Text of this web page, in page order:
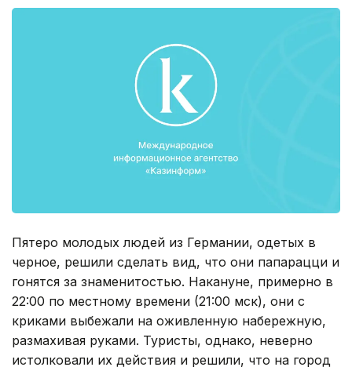
Пятеро молодых людей из Германии, одетых в
черное, решили сделать вид, что они папарацци и
гонятся за знаменитостью. Накануне, примерно в
22:00 по местному времени (21:00 мск), они с
криками выбежали на оживленную набережную,
размахивая руками. Туристы, однако, неверно
истолковали их действия и решили, что на город